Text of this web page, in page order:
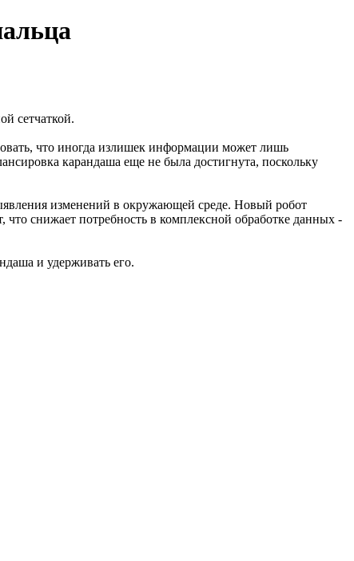
сетчаткой.
что иногда излишек информации может лишь
карандаша еще не была достигнута, поскольку
изменений в окружающей среде. Новый робот
что снижает потребность в комплексной обработке данных -
и удерживать его.